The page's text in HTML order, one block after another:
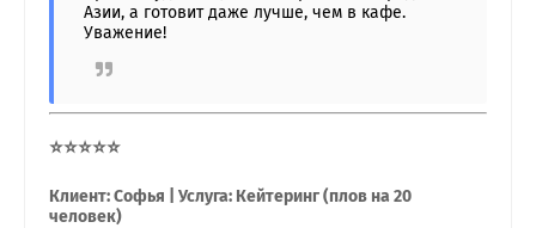
Азии, а готовит даже лучше, чем в кафе.
Уважение!
⭐⭐⭐⭐⭐
Клиент: Софья | Услуга: Кейтеринг (плов на 20
человек)